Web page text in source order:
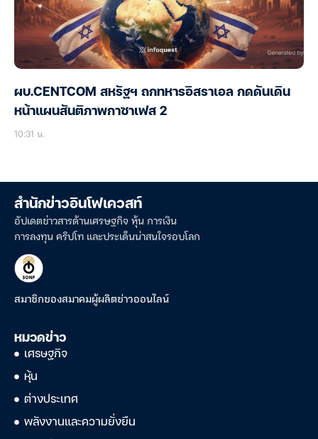
ผบ.CENTCOM สหรัฐฯ ถกทหารอิสราเอล กดดันเดิน
หน้าแผนสันติภาพกาซาเฟส 2
10:31 น.
สำนักข่าวอินโฟเควสท์
อัปเดตข่าวสารด้านเศรษฐกิจ หุ้น การเงิน
การลงทุน คริปโท และประเด็นน่าสนใจรอบโลก
สมาชิกของสมาคมผู้ผลิตข่าวออนไลน์
หมวดข่าว
เศรษฐกิจ
หุ้น
ต่างประเทศ
พลังงานและความยั่งยืน